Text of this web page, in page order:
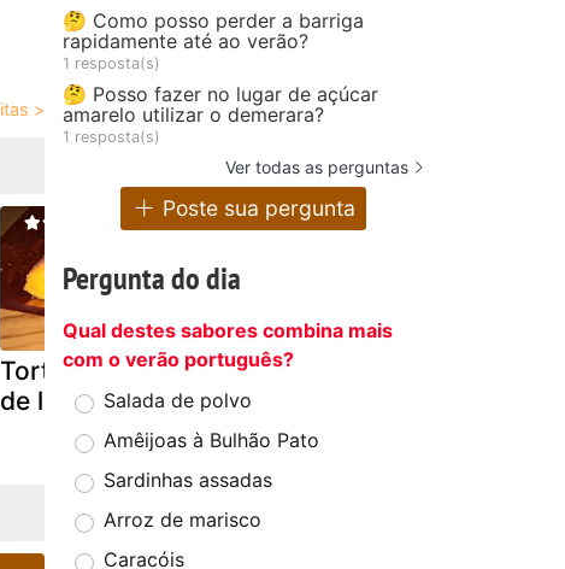
Torta ensopada
de laranja
Torta de laranja
🤔 Como posso perder a barriga
rapidamente até ao verão?
1 resposta(s)
🤔 Posso fazer no lugar de açúcar
amarelo utilizar o demerara?
1 resposta(s)
Ver todas as perguntas
Poste sua pergunta
Pergunta do dia
Qual destes sabores combina mais
com o verão português?
Salada de polvo
Amêijoas à Bulhão Pato
Sardinhas assadas
Arroz de marisco
Caracóis